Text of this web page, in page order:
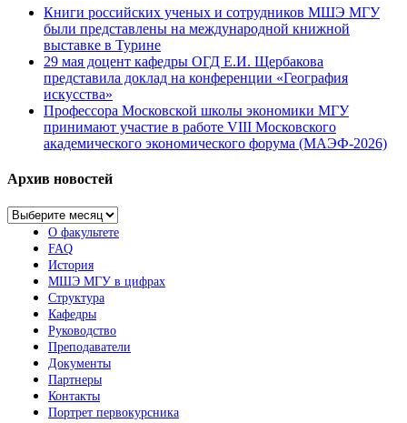
Книги российских ученых и сотрудников МШЭ МГУ
были представлены на международной книжной
выставке в Турине
29 мая доцент кафедры ОГД Е.И. Щербакова
представила доклад на конференции «География
искусства»
Профессора Московской школы экономики МГУ
принимают участие в работе VIII Московского
академического экономического форума (МАЭФ-2026)
Архив новостей
Архив
новостейО факультете
FAQ
История
МШЭ МГУ в цифрах
Структура
Кафедры
Руководство
Преподаватели
Документы
Партнеры
Контакты
Портрет первокурсника